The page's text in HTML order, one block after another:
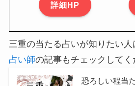
詳細HP
三重の当たる占いが知りたい人
占い師の記事もチェックしてく
恐ろしい程当